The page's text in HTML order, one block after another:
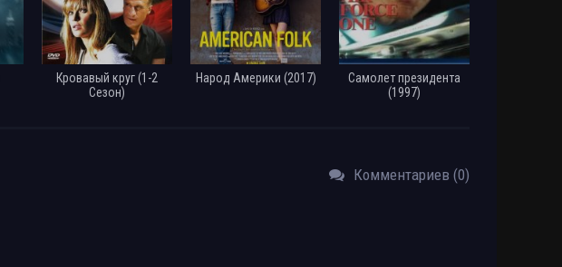
Кровавый круг (1-2
Сезон)
Народ Америки (2017)
Самолет президента
(1997)
Комментариев (0)